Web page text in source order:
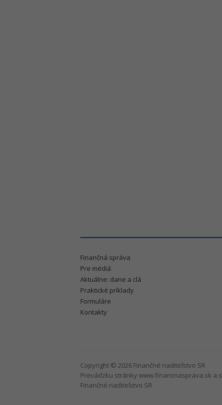
Finančná správa
Pre médiá
Aktuálne: dane a clá
Praktické príklady
Formuláre
Kontakty
Copyright © 2026 Finančné riaditeľstvo SR
Prevádzku stránky www.financnasprava.sk a
Finančné riaditeľstvo SR